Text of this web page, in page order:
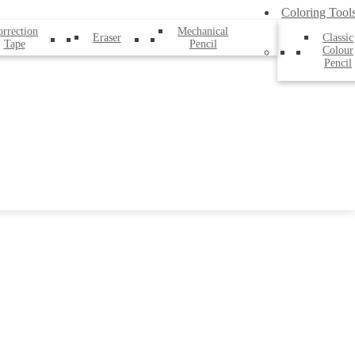
Tape
Eraser
Mechanical
Pencil
Coloring
Classic
Colour
Pencil